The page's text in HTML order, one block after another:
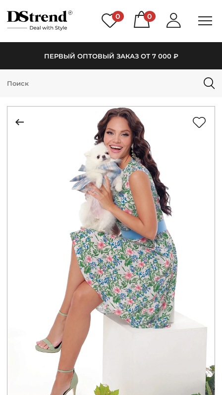
0 0
ПЕРВЫЙ ОПТОВЫЙ ЗАКАЗ ОТ 7 000 ₽
КАТАЛОГ
НОВИНКИ
РАСПРОДАЖА
КОНТАКТЫ
СКИДКИ
ЧАСТО ЗАДАВАЕМЫЕ ВОПРОСЫ
ОПТОВЫМ ПОКУПАТЕЛЯМ